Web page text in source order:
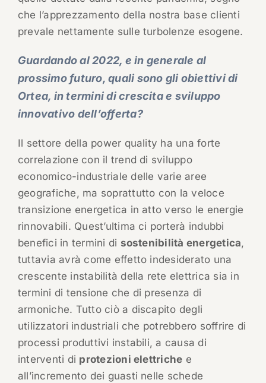
che l’apprezzamento della nostra base clienti
prevale nettamente sulle turbolenze esogene.
Guardando al 2022, e in generale al
prossimo futuro, quali sono gli obiettivi di
Ortea, in termini di crescita e sviluppo
innovativo dell’offerta?
Il settore della power quality ha una forte
correlazione con il trend di sviluppo
economico-industriale delle varie aree
geografiche, ma soprattutto con la veloce
transizione energetica in atto verso le energie
rinnovabili. Quest’ultima ci porterà indubbi
benefici in termini di sostenibilità energetica,
tuttavia avrà come effetto indesiderato una
crescente instabilità della rete elettrica sia in
termini di tensione che di presenza di
armoniche. Tutto ciò a discapito degli
utilizzatori industriali che potrebbero soffrire di
processi produttivi instabili, a causa di
interventi di protezioni elettriche e
all’incremento dei guasti nelle schede